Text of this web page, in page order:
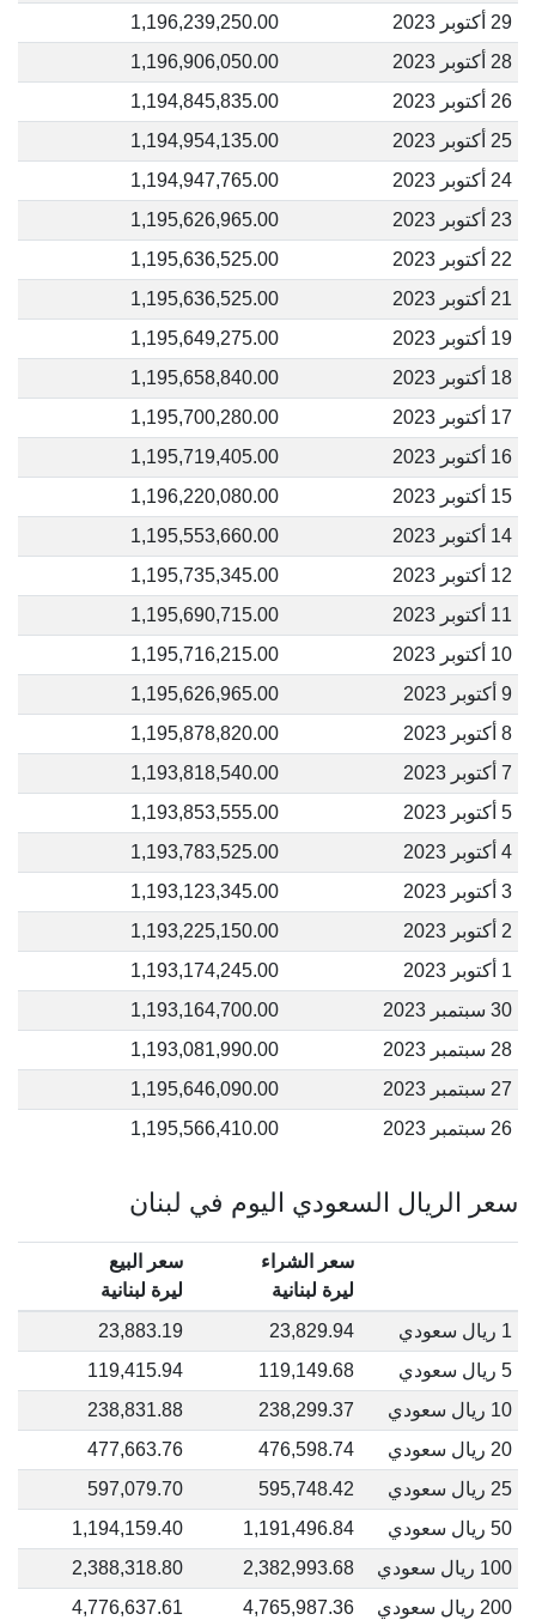
29 أكتوبر 2023
1,196,239,250.00
28 أكتوبر 2023
1,196,906,050.00
26 أكتوبر 2023
1,194,845,835.00
25 أكتوبر 2023
1,194,954,135.00
24 أكتوبر 2023
1,194,947,765.00
23 أكتوبر 2023
1,195,626,965.00
22 أكتوبر 2023
1,195,636,525.00
21 أكتوبر 2023
1,195,636,525.00
19 أكتوبر 2023
1,195,649,275.00
18 أكتوبر 2023
1,195,658,840.00
17 أكتوبر 2023
1,195,700,280.00
16 أكتوبر 2023
1,195,719,405.00
15 أكتوبر 2023
1,196,220,080.00
14 أكتوبر 2023
1,195,553,660.00
12 أكتوبر 2023
1,195,735,345.00
11 أكتوبر 2023
1,195,690,715.00
10 أكتوبر 2023
1,195,716,215.00
9 أكتوبر 2023
1,195,626,965.00
8 أكتوبر 2023
1,195,878,820.00
7 أكتوبر 2023
1,193,818,540.00
5 أكتوبر 2023
1,193,853,555.00
4 أكتوبر 2023
1,193,783,525.00
3 أكتوبر 2023
1,193,123,345.00
2 أكتوبر 2023
1,193,225,150.00
1 أكتوبر 2023
1,193,174,245.00
30 سبتمبر 2023
1,193,164,700.00
28 سبتمبر 2023
1,193,081,990.00
27 سبتمبر 2023
1,195,646,090.00
26 سبتمبر 2023
1,195,566,410.00
سعر الريال السعودي اليوم في لبنان
سعر الشراء
ليرة لبنانية
سعر البيع
ليرة لبنانية
1 ريال سعودي
23,829.94
23,883.19
5 ريال سعودي
119,149.68
119,415.94
10 ريال سعودي
238,299.37
238,831.88
20 ريال سعودي
476,598.74
477,663.76
25 ريال سعودي
595,748.42
597,079.70
50 ريال سعودي
1,191,496.84
1,194,159.40
100 ريال سعودي
2,382,993.68
2,388,318.80
200 ريال سعودي
4,765,987.36
4,776,637.61